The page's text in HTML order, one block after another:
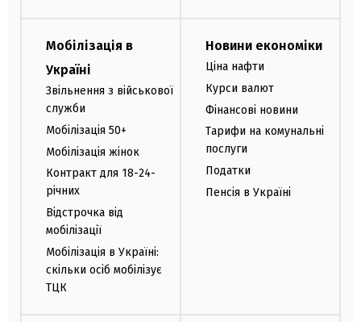
Мобілізація в
Україні
Звільнення з військової
служби
Мобілізація 50+
Мобілізація жінок
Контракт для 18-24-
річних
Відстрочка від
мобілізації
Мобілізація в Україні:
скільки осіб мобілізує
ТЦК
Новини економіки
Ціна нафти
Курси валют
Фінансові новини
Тарифи на комунальні
послуги
Податки
Пенсія в Україні